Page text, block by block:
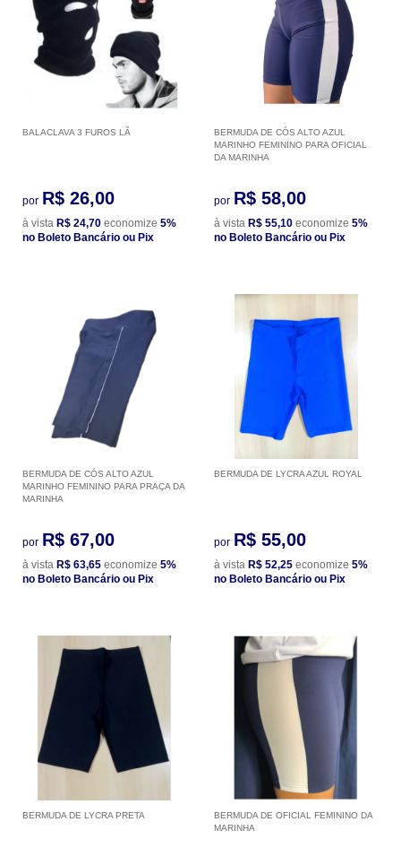
BALACLAVA 3 FUROS LÃ
por R$ 26,00
à vista R$ 24,70 economize 5%
no Boleto Bancário ou Pix
BERMUDA DE CÓS ALTO AZUL
MARINHO FEMININO PARA OFICIAL
DA MARINHA
por R$ 58,00
à vista R$ 55,10 economize 5%
no Boleto Bancário ou Pix
BERMUDA DE CÓS ALTO AZUL
MARINHO FEMININO PARA PRAÇA DA
MARINHA
por R$ 67,00
à vista R$ 63,65 economize 5%
no Boleto Bancário ou Pix
BERMUDA DE LYCRA AZUL ROYAL
por R$ 55,00
à vista R$ 52,25 economize 5%
no Boleto Bancário ou Pix
BERMUDA DE LYCRA PRETA
BERMUDA DE OFICIAL FEMININO DA
MARINHA